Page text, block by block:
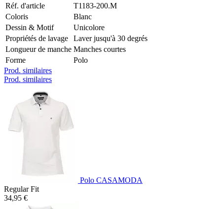
Réf. d'article
T1183-200.M
Coloris
Blanc
Dessin & Motif
Unicolore
Propriétés de lavage
Laver jusqu'à 30 degrés
Longueur de manche Manches courtes
Forme
Polo
Prod. similaires
Prod. similaires
Polo CASAMODA
Regular Fit
34,95 €